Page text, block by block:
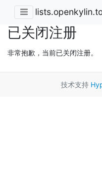
已关闭注册
非常抱歉，当前已关闭注册。
技术支持